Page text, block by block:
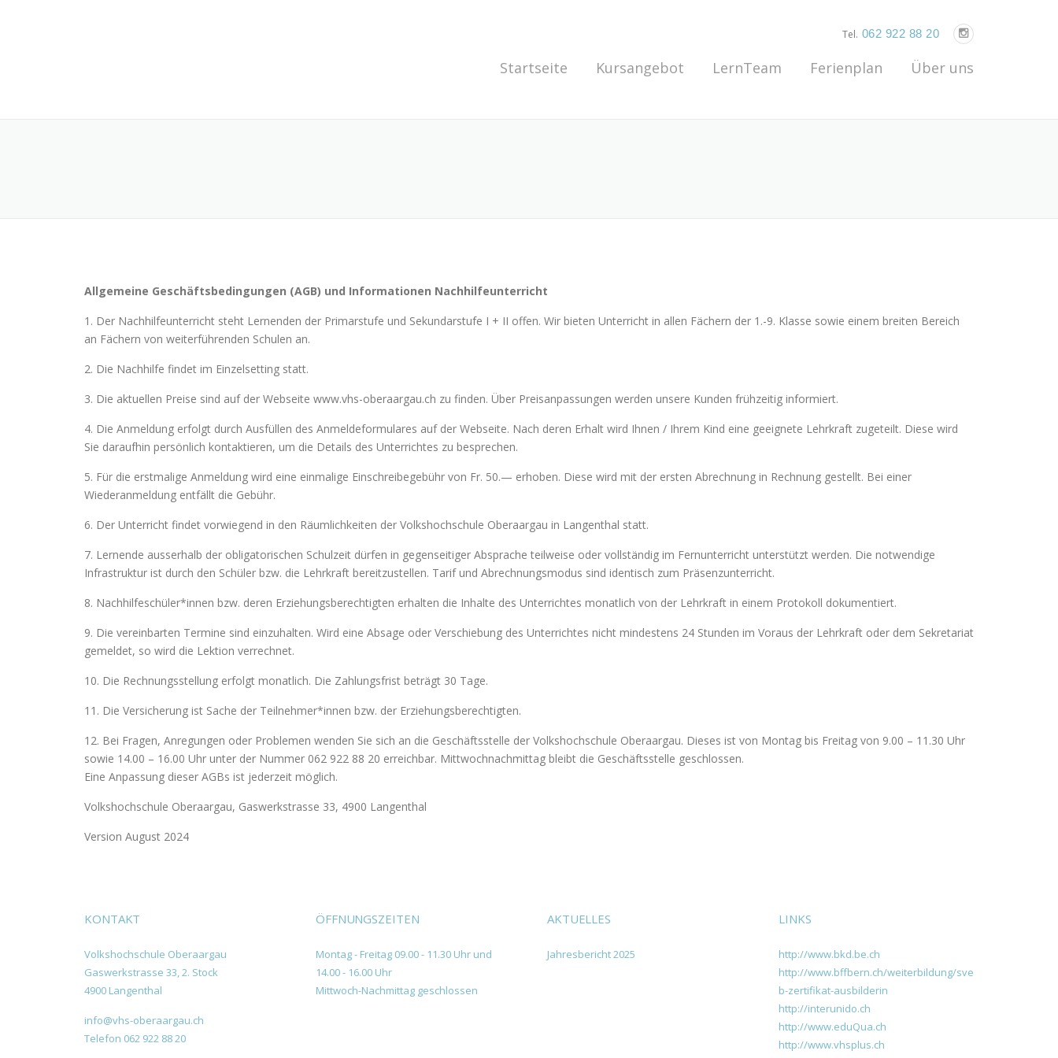
Tel. 062 922 88 20
Startseite Kursangebot LernTeam Ferienplan Über uns
Allgemeine Geschäftsbedingungen (AGB) und Informationen Nachhilfeunterricht
1. Der Nachhilfeunterricht steht Lernenden der Primarstufe und Sekundarstufe I + II offen. Wir bieten Unterricht in allen Fächern der 1.-9. Klasse sowie einem breiten Bereich
an Fächern von weiterführenden Schulen an.
2. Die Nachhilfe findet im Einzelsetting statt.
3. Die aktuellen Preise sind auf der Webseite www.vhs-oberaargau.ch zu finden. Über Preisanpassungen werden unsere Kunden frühzeitig informiert.
4. Die Anmeldung erfolgt durch Ausfüllen des Anmeldeformulares auf der Webseite. Nach deren Erhalt wird Ihnen / Ihrem Kind eine geeignete Lehrkraft zugeteilt. Diese wird
Sie daraufhin persönlich kontaktieren, um die Details des Unterrichtes zu besprechen.
5. Für die erstmalige Anmeldung wird eine einmalige Einschreibegebühr von Fr. 50.— erhoben. Diese wird mit der ersten Abrechnung in Rechnung gestellt. Bei einer
Wiederanmeldung entfällt die Gebühr.
6. Der Unterricht findet vorwiegend in den Räumlichkeiten der Volkshochschule Oberaargau in Langenthal statt.
7. Lernende ausserhalb der obligatorischen Schulzeit dürfen in gegenseitiger Absprache teilweise oder vollständig im Fernunterricht unterstützt werden. Die notwendige
Infrastruktur ist durch den Schüler bzw. die Lehrkraft bereitzustellen. Tarif und Abrechnungsmodus sind identisch zum Präsenzunterricht.
8. Nachhilfeschüler*innen bzw. deren Erziehungsberechtigten erhalten die Inhalte des Unterrichtes monatlich von der Lehrkraft in einem Protokoll dokumentiert.
9. Die vereinbarten Termine sind einzuhalten. Wird eine Absage oder Verschiebung des Unterrichtes nicht mindestens 24 Stunden im Voraus der Lehrkraft oder dem Sekretariat
gemeldet, so wird die Lektion verrechnet.
10. Die Rechnungsstellung erfolgt monatlich. Die Zahlungsfrist beträgt 30 Tage.
11. Die Versicherung ist Sache der Teilnehmer*innen bzw. der Erziehungsberechtigten.
12. Bei Fragen, Anregungen oder Problemen wenden Sie sich an die Geschäftsstelle der Volkshochschule Oberaargau. Dieses ist von Montag bis Freitag von 9.00 – 11.30 Uhr
sowie 14.00 – 16.00 Uhr unter der Nummer 062 922 88 20 erreichbar. Mittwochnachmittag bleibt die Geschäftsstelle geschlossen.
Eine Anpassung dieser AGBs ist jederzeit möglich.
Volkshochschule Oberaargau, Gaswerkstrasse 33, 4900 Langenthal
Version August 2024
KONTAKT
Volkshochschule Oberaargau
Gaswerkstrasse 33, 2. Stock
4900 Langenthal
info@vhs-oberaargau.ch
Telefon 062 922 88 20
ÖFFNUNGSZEITEN
Montag - Freitag 09.00 - 11.30 Uhr und
14.00 - 16.00 Uhr
Mittwoch-Nachmittag geschlossen
AKTUELLES
Jahresbericht 2025
LINKS
http://www.bkd.be.ch
http://www.bffbern.ch/weiterbildung/sve
b-zertifikat-ausbilderin
http://interunido.ch
http://www.eduQua.ch
http://www.vhsplus.ch